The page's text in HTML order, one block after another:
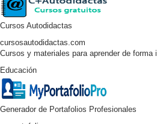
Cursos Autodidactas
cursosautodidactas.com
Cursos y materiales para aprender de forma
Educación
Generador de Portafolios Profesionales